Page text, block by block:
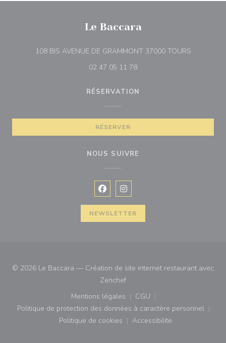
Le Baccara
108 BIS AVENUE DE GRAMMONT 37000 TOURS((ouvre
02 47 05 11 78
RÉSERVATION
RÉSERVER
NOUS SUIVRE
Facebook ((ouvre une nouvelle
Instagram ((ouvre une
NEWSLETTER
© 2026 Le Baccara — Création de site internet restaurant avec
Zenchef((ouvre une nouvelle fenêtre))
Mentions légales
((ouvre une nouvelle fenêtre))
CGU
((ouvre une nouvelle
Politique de protection des données à caractère personnel
((ouvre une nouvelle fenêtre))
Politique de cookies
((ouvre une nouvelle fenêtre))
Accessibilite
((ouvre une nouvelle